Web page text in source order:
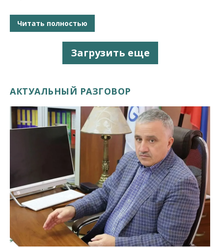
Читать полностью
Загрузить еще
АКТУАЛЬНЫЙ РАЗГОВОР